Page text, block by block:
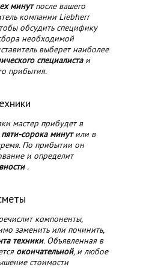
минутпосле вашего
компании Liebherr
обсудить специфику
необходимой
выберет наиболее
специалистаи
прибытия.
мастер прибудет в
сорока минутили в
По прибытии он
и определит
.
компоненты,
заменить или починить,
техники. Объявленная в
окончательной, и любое
стоимости